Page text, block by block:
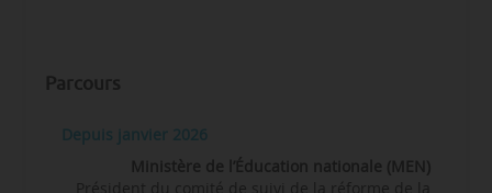
Parcours
Depuis janvier 2026
Ministère de l’Éducation nationale (MEN)
Président du comité de suivi de la réforme de la